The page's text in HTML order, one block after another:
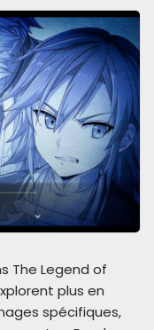
The Legend of
plus en
spécifiques,